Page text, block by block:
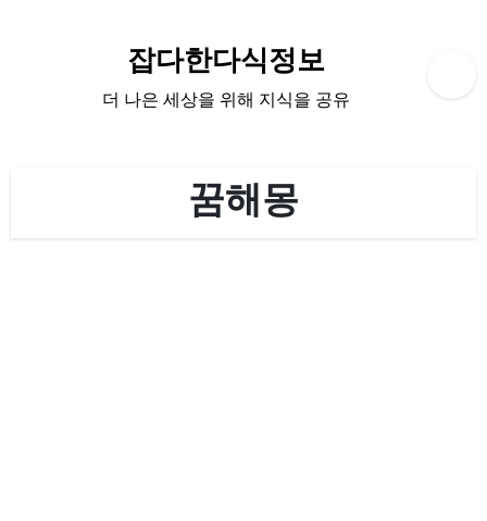
잡다한다식정보
더 나은 세상을 위해 지식을 공유
꿈해몽